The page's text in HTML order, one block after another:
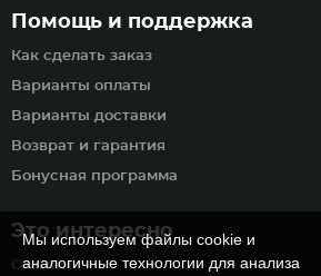
Помощь и поддержка
Как сделать заказ
Варианты оплаты
Варианты доставки
Возврат и гарантия
Бонусная программа
Это интересно
Отзывы
Мы используем файлы cookie и
аналогичные технологии для анализа